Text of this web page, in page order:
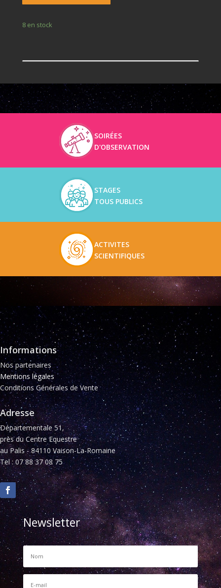
8 en stock
SOIRÉES
D'OBSERVATION
STAGES
TOUS PUBLICS
ACTIVITES
SCIENTIFIQUES
Informations
Nos partenaires
Mentions légales
Conditions Générales de Vente
Adresse
Départementale 51,
près du Centre Equestre
au Palis - 84110 Vaison-La-Romaine
Tel : 07 88 37 08 75
Newsletter